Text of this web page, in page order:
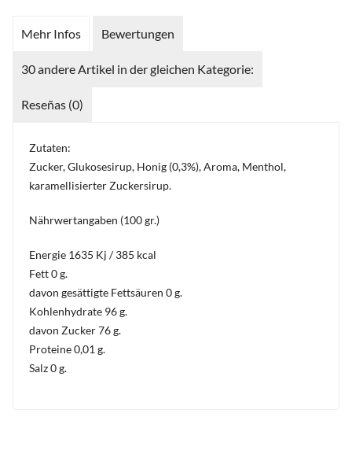
Mehr Infos Bewertungen
30 andere Artikel in der gleichen Kategorie:
Reseñas (0)
Zutaten:
Zucker, Glukosesirup, Honig (0,3%), Aroma, Menthol,
karamellisierter Zuckersirup.
Nährwertangaben (100 gr.)
Energie 1635 Kj / 385 kcal
Fett 0 g.
davon gesättigte Fettsäuren 0 g.
Kohlenhydrate 96 g.
davon Zucker 76 g.
Proteine 0,01 g.
Salz 0 g.